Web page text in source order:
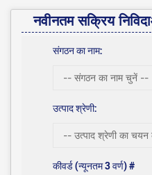
नवीनतम सक्रिय
संगठन का नाम:
उत्पाद श्रेणी:
कीवर्ड (न्यूनतम 3 वर्ण) #